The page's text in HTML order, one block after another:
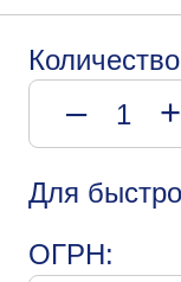
– +
Для
ОГРН: